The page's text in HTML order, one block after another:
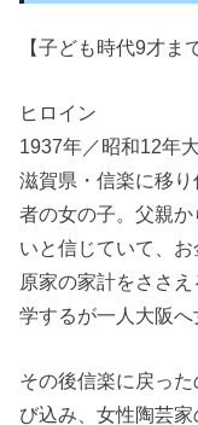
【子ども時代9才ま
ヒロイン
1937年／昭和12年
滋賀県・信楽に移
者の女の子。父親
いと信じていて、
原家の家計をささ
学するが一人大阪へ
その後信楽に戻っ
び込み、女性陶芸